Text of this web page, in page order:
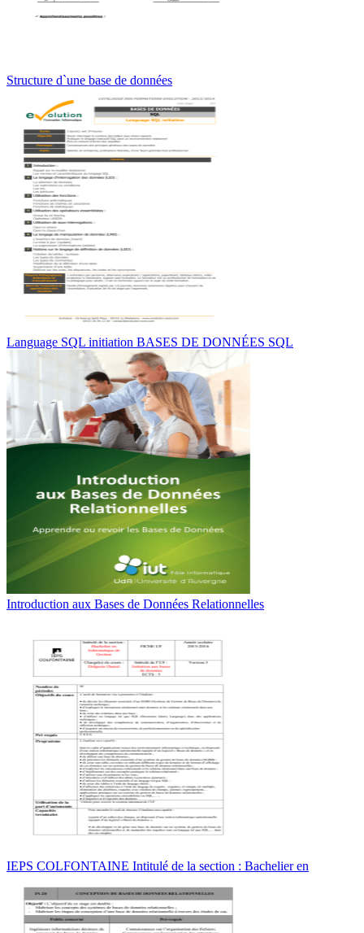
Structure d`une base de données
Language SQL initiation BASES DE DONNÉES SQL
Introduction aux Bases de Données Relationnelles
IEPS COLFONTAINE Intitulé de la section : Bachelier en